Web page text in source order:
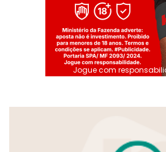
Jogue com